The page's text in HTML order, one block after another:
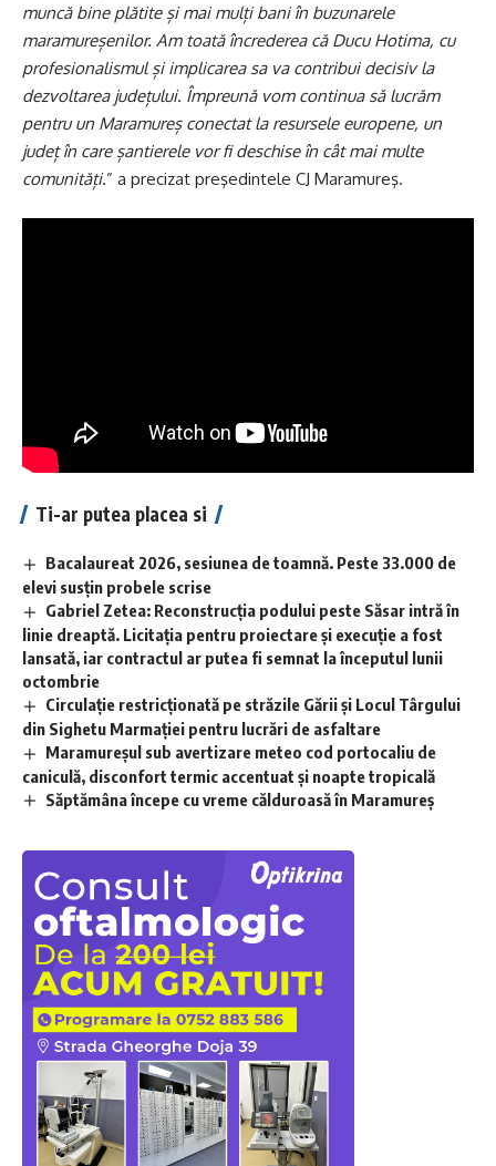
muncă bine plătite și mai mulți bani în buzunarele
maramureșenilor. Am toată încrederea că Ducu Hotima, cu
profesionalismul și implicarea sa va contribui decisiv la
dezvoltarea județului. Împreună vom continua să lucrăm
pentru un Maramureș conectat la resursele europene, un
județ în care șantierele vor fi deschise în cât mai multe
comunități.” a precizat preşedintele CJ Maramureş.
Ti-ar putea placea si
Bacalaureat 2026, sesiunea de toamnă. Peste 33.000 de
elevi susțin probele scrise
Gabriel Zetea: Reconstrucția podului peste Săsar intră în
linie dreaptă. Licitația pentru proiectare și execuție a fost
lansată, iar contractul ar putea fi semnat la începutul lunii
octombrie
Circulație restricționată pe străzile Gării și Locul Târgului
din Sighetu Marmației pentru lucrări de asfaltare
Maramureșul sub avertizare meteo cod portocaliu de
caniculă, disconfort termic accentuat și noapte tropicală
Săptămâna începe cu vreme călduroasă în Maramureș